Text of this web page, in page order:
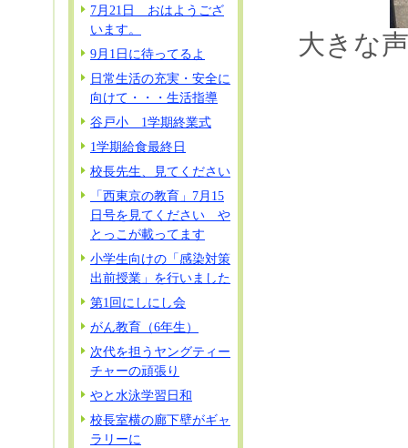
7月21日 おはようござ
います。
9月1日に待ってるよ
日常生活の充実・安全に
向けて・・・生活指導
谷戸小 1学期終業式
1学期給食最終日
校長先生、見てください
「西東京の教育」7月15
日号を見てください や
とっこが載ってます
小学生向けの「感染対策
出前授業」を行いました
第1回にしにし会
がん教育（6年生）
次代を担うヤングティー
チャーの頑張り
やと水泳学習日和
校長室横の廊下壁がギャ
ラリーに
大きな